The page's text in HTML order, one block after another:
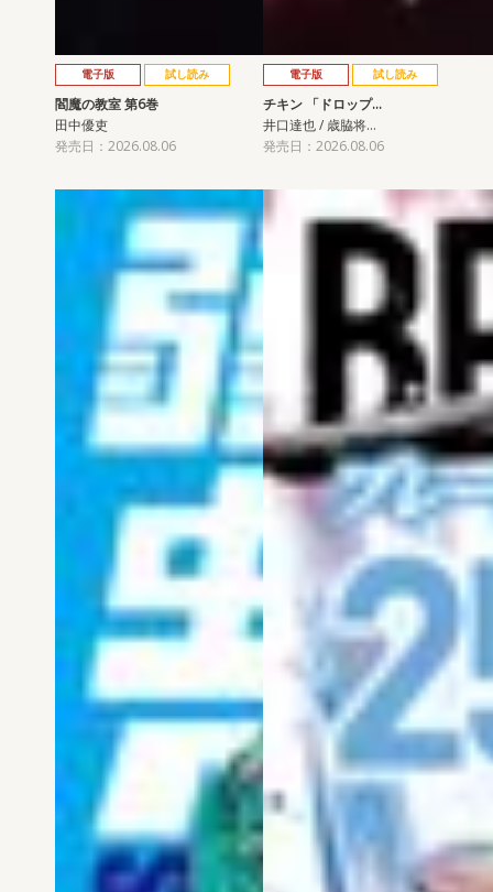
電子版 試し読み
閻魔の教室 第6巻
田中優吏
発売日：2026.08.06
電子版 試し読み
チキン 「ドロップ…
井口達也 / 歳脇将…
発売日：2026.08.06